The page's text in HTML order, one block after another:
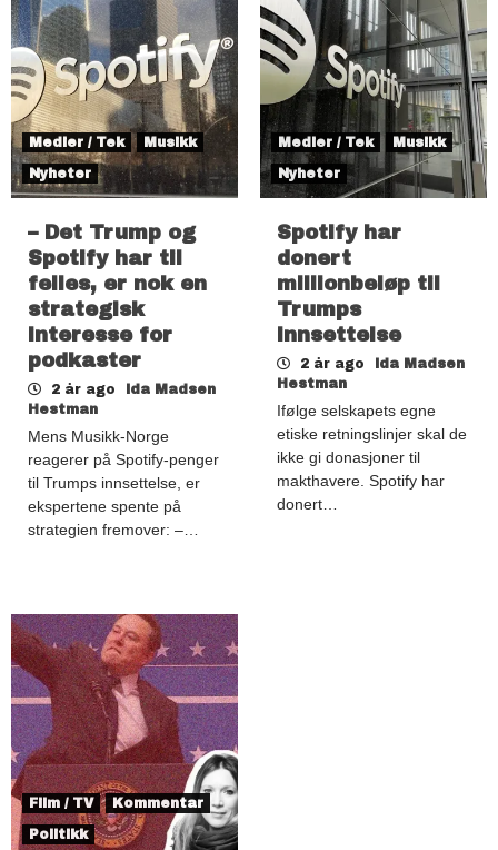
Medier / Tek
Musikk
Nyheter
– Det Trump og
Spotify har til
felles, er nok en
strategisk
interesse for
podkaster
2 år ago
Ida Madsen
Hestman
Mens Musikk-Norge
reagerer på Spotify-penger
til Trumps innsettelse, er
ekspertene spente på
strategien fremover: –…
Medier / Tek
Musikk
Nyheter
Spotify har
donert
millionbeløp til
Trumps
innsettelse
2 år ago
Ida Madsen
Hestman
Ifølge selskapets egne
etiske retningslinjer skal de
ikke gi donasjoner til
makthavere. Spotify har
donert…
Film / TV
Kommentar
Politikk